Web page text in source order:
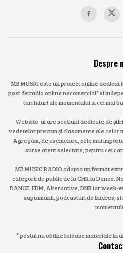
Despre
MB MUSIC este un proiect online
post de radio online necomercial* si
tari hituri ale momentului si cei mai
Website-ul are secțiuni dedicate de
vedetelor precum și clasamente ale celor
Agregăm, de asemenea, cele mai
surse atent selectate, pentru cei
MB MUSIC RADIO adopta un format
categorii de public de la CHR la Dance.
DANCE, EDM, Alterantive, DNB iar
saptamanii, podcasturi de interes, si
* postul nu obtine foloase materiale in